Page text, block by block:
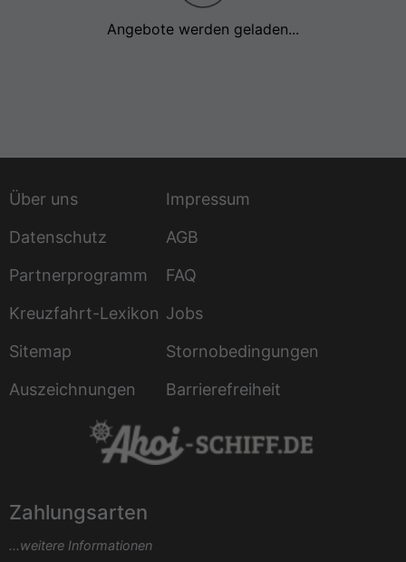
Angebote werden geladen...
Über uns
Impressum
Datenschutz
AGB
Partnerprogramm
FAQ
Kreuzfahrt-Lexikon Jobs
Sitemap
Stornobedingungen
Auszeichnungen
Barrierefreiheit
Zahlungsarten
...weitere Informationen